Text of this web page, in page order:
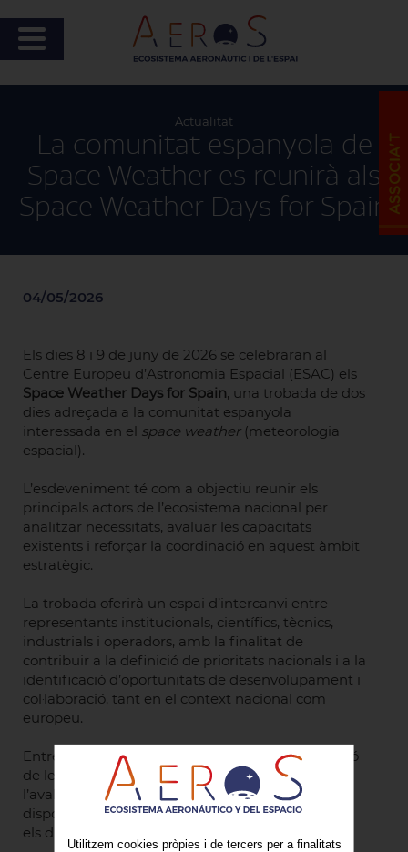
Actualitat
La comunitat espanyola de
Space Weather es reunirà als
Space Weather Days for Spain
04/05/2026
Els dies 8 i 9 de juny de 2026 se celebraran al
Centre Europeu d’Astronomia Espacial (ESAC) els
Space Weather Days for Spain, una trobada de dos
dies adreçada a la comunitat espanyola
interessada en el space weather(meteorologia
espacial).
L’esdeveniment té com a objectiu reunir els
principals actors de l’ecosistema nacional per
analitzar necessitats, avaluar les capacitats
existents i reforçar la coordinació en aquest àmbit
estratègic.
La trobada oferirà un espai d’intercanvi entre
representants institucionals, científics, tècnics,
industrials i operadors, amb la finalitat de
contribuir a la definició de prioritats nacionals i a la
identificació d’oportunitats de desenvolupament i
col·laboració, tant en el context nacional com
europeu.
Entre els seus objectius destaquen la identificació
de les necessitats dels usuaris en sectors clau,
l’avaluació dels coneixements i infraestructures
disponibles a Espanya i l’impuls del diàleg entre
els diferents agents implicats.
Utilitzem cookies pròpies i de tercers per a finalitats